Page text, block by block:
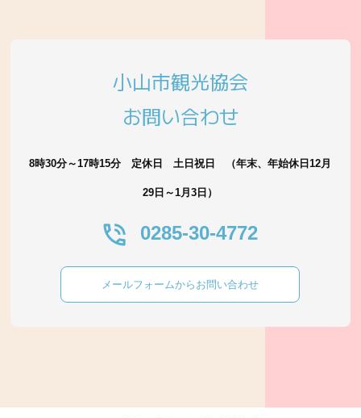
小山市観光協会
お問い合わせ
8時30分～17時15分 定休日 土日祝日 （年末、年始休日12月
29日～1月3日）
0285-30-4772
メールフォームからお問い合わせ